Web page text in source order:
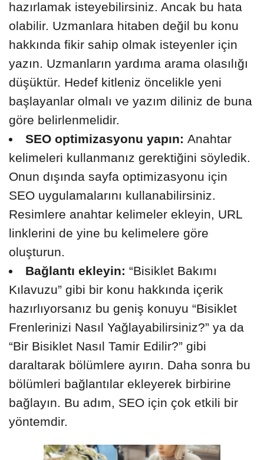
hazırlamak isteyebilirsiniz. Ancak bu hata
olabilir. Uzmanlara hitaben değil bu konu
hakkında fikir sahip olmak isteyenler için
yazın. Uzmanların yardıma arama olasılığı
düşüktür. Hedef kitleniz öncelikle yeni
başlayanlar olmalı ve yazım diliniz de buna
göre belirlenmelidir.
SEO optimizasyonu yapın: Anahtar
kelimeleri kullanmanız gerektiğini söyledik.
Onun dışında sayfa optimizasyonu için
SEO uygulamalarını kullanabilirsiniz.
Resimlere anahtar kelimeler ekleyin, URL
linklerini de yine bu kelimelere göre
oluşturun.
Bağlantı ekleyin: “Bisiklet Bakımı
Kılavuzu” gibi bir konu hakkında içerik
hazırlıyorsanız bu geniş konuyu “Bisiklet
Frenlerinizi Nasıl Yağlayabilirsiniz?” ya da
“Bir Bisiklet Nasıl Tamir Edilir?” gibi
daraltarak bölümlere ayırın. Daha sonra bu
bölümleri bağlantılar ekleyerek birbirine
bağlayın. Bu adım, SEO için çok etkili bir
yöntemdir.